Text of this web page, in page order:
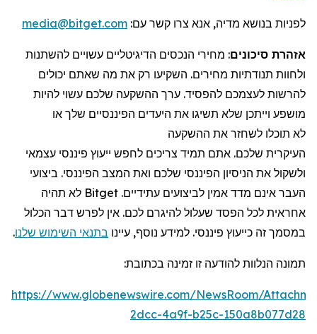
לפניות בנושא מדיה, אנא צרו קשר עם: media@bitget.com
אזהרת סיכונים: מחירי הנכסים הדיגיטליים עשויים להשתנות
ולחוות תנודתיות מחירים. השקיעו רק את מה שאתם יכולים
להרשות לעצמכם להפסיד. ערך ההשקעה שלכם עשוי להיות
מושפע וייתכן שלא תשיגו את היעדים הפיננסיים שלך או
לא תוכלו לשחזר את ההשקעה
העיקרית שלכם. אתם תמיד צריכים לחפש ייעוץ פיננסי עצמאי
ולשקול את הניסיון הפיננסי שלכם ואת המצב הפיננסי. ביצועי
העבר אינם מדד אמין לביצועים עתידיים. Bitget לא תהיה
אחראית לכל הפסד שעלול להיגרם לכם. אין לפרש דבר הכלול
במסמך זה כייעוץ פיננסי. למידע נוסף, עיינו בתנאי השימוש שלנו.
תמונה הנלוות להודעה זו זמינה בכתובת:
https://www.globenewswire.com/NewsRoom/
2dcc-4a9f-b25c-150a8b077d28